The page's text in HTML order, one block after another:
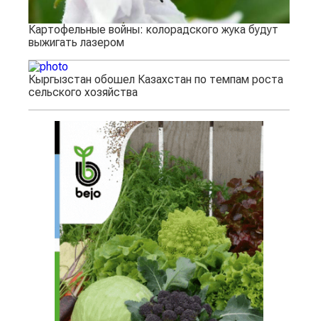
Картофельные войны: колорадского жука будут
выжигать лазером
Кыргызстан обошел Казахстан по темпам роста
сельского хозяйства